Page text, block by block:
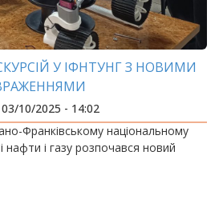
У ІФНТУНГ З НОВИМИ
10/2025 - 14:02
Франківському національному
нафти і газу розпочався новий